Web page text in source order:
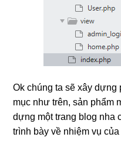
Ok chúng ta sẽ xây
mục như trên, sản phẩm
dựng một trang blog nha
trình bày về nhiệm vụ